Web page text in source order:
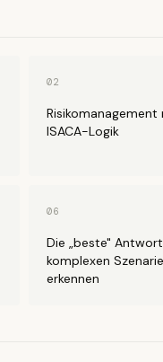
02
Risikomanagement
ISACA-Logik
06
Die „beste"
komplexen
erkennen